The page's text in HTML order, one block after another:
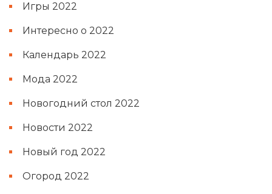
Игры 2022
Интересно о 2022
Календарь 2022
Мода 2022
Новогодний стол 2022
Новости 2022
Новый год 2022
Огород 2022